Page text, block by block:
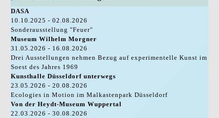
DASA
10.10.2025 - 02.08.2026
Sonderausstellung "Feuer"
Museum Wilhelm Morgner
31.05.2026 - 16.08.2026
Drei Ausstellungen nehmen Bezug auf experimentelle Kunst im
Soest des Jahres 1969
Kunsthalle Düsseldorf unterwegs
23.05.2026 - 20.08.2026
Ecologies in Motion im Malkastenpark Düsseldorf
Von der Heydt-Museum Wuppertal
22.03.2026 - 30.08.2026